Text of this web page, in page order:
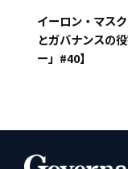
イーロン・マス
とガバナンスの
ー」#40】